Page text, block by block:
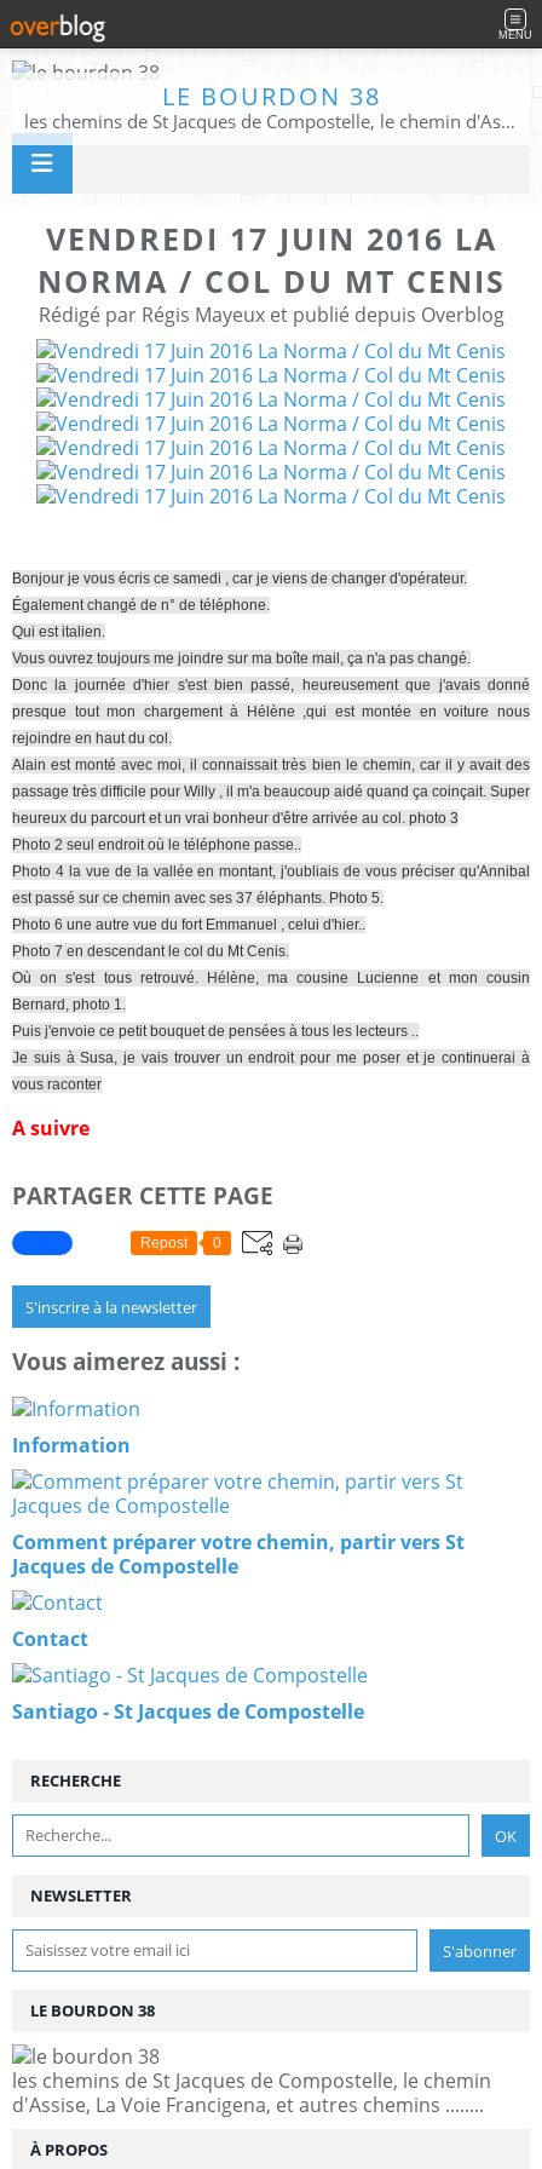
MENU
LE BOURDON 38
les chemins de St Jacques de Compostelle, le chemin d'Assise, La Voie Francigena, et autres chemins ........
VENDREDI 17 JUIN 2016 LA
NORMA / COL DU MT CENIS
Rédigé par Régis Mayeux et publié depuis Overblog
Bonjour je vous écris ce samedi , car je viens de changer d'opérateur.
Également changé de n° de téléphone.
Qui est italien.
Vous ouvrez toujours me joindre sur ma boîte mail, ça n'a pas changé.
Donc la journée d'hier s'est bien passé, heureusement que j'avais donné
presque tout mon chargement à Hélène ,qui est montée en voiture nous
rejoindre en haut du col.
Alain est monté avec moi, il connaissait très bien le chemin, car il y avait des
passage très difficile pour Willy , il m'a beaucoup aidé quand ça coinçait. Super
heureux du parcourt et un vrai bonheur d'être arrivée au col. photo 3
Photo 2 seul endroit où le téléphone passe..
Photo 4 la vue de la vallée en montant, j'oubliais de vous préciser qu'Annibal
est passé sur ce chemin avec ses 37 éléphants. Photo 5.
Photo 6 une autre vue du fort Emmanuel , celui d'hier..
Photo 7 en descendant le col du Mt Cenis.
Où on s'est tous retrouvé. Hélène, ma cousine Lucienne et mon cousin
Bernard, photo 1.
Puis j'envoie ce petit bouquet de pensées à tous les lecteurs ..
Je suis à Susa, je vais trouver un endroit pour me poser et je continuerai à
vous raconter
A suivre
PARTAGER CETTE PAGE
Repost 0
S'inscrire à la newsletter
Vous aimerez aussi :
Information
Comment préparer votre chemin, partir vers St
Jacques de Compostelle
Contact
Santiago - St Jacques de Compostelle
NEWSLETTER
RECHERCHE
LE BOURDON 38
les chemins de St Jacques de Compostelle, le chemin
d'Assise, La Voie Francigena, et autres chemins ........
À PROPOS